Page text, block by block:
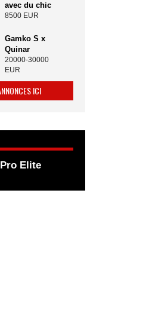
avec du chic
8500 EUR
Gamko S x
Quinar
20000-30000
EUR
ICI
Elite